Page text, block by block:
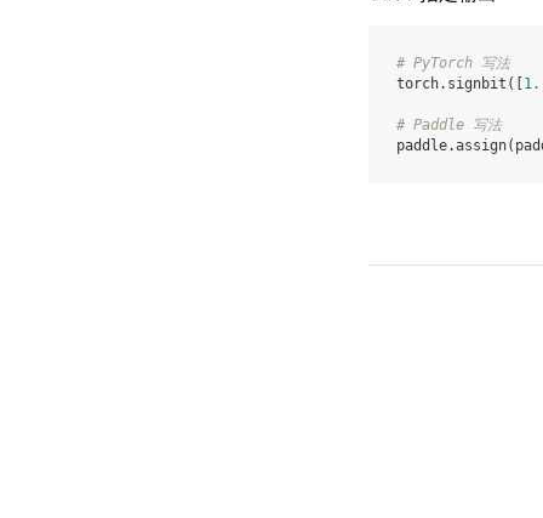
# PyTorch 写法
torch. signbit ([ 1.
# Paddle 写法
paddle.assign(